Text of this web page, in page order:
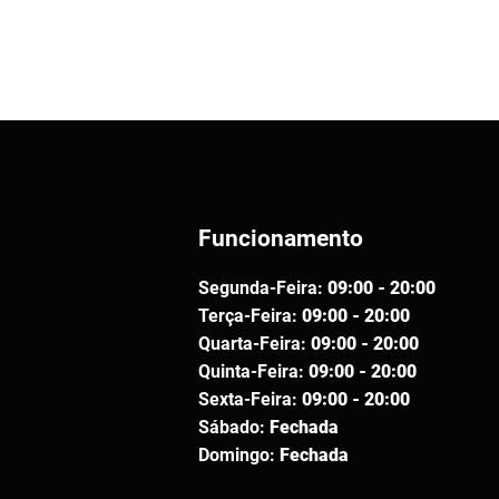
Funcionamento
Segunda-Feira: 09:00 - 20:00
Terça-Feira: 09:00 - 20:00
Quarta-Feira: 09:00 - 20:00
Quinta-Feira: 09:00 - 20:00
Sexta-Feira: 09:00 - 20:00
Sábado: Fechada
Domingo: Fechada